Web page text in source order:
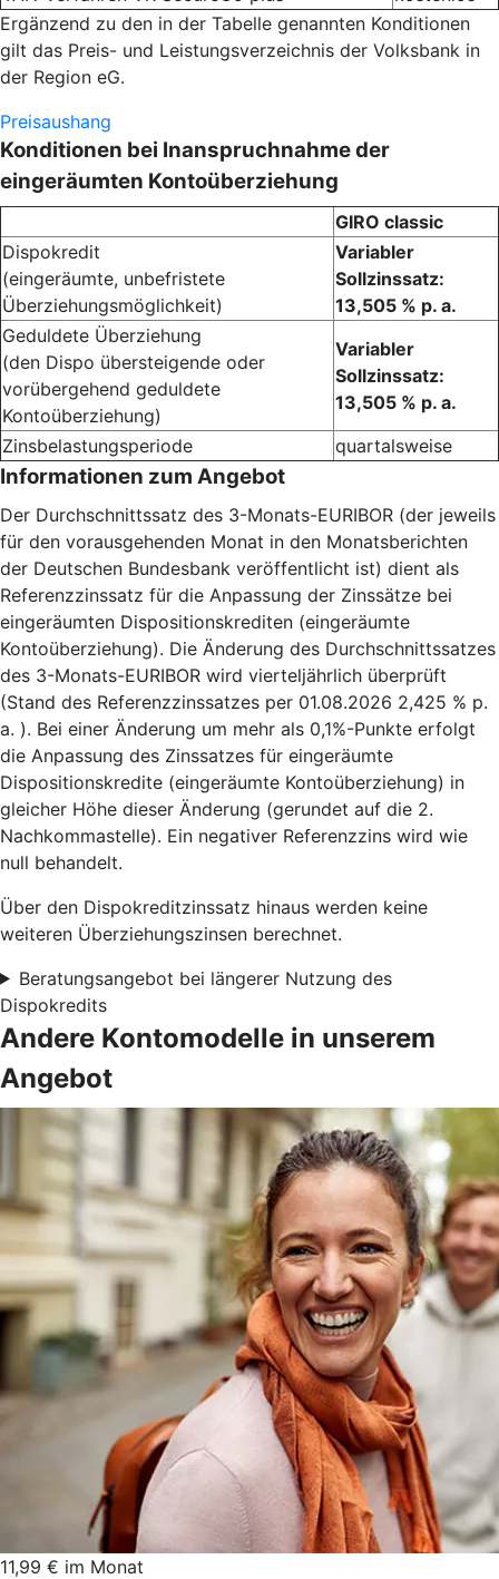
Ergänzend zu den in der Tabelle genannten Konditionen
gilt das Preis- und Leistungsverzeichnis der Volksbank in
der Region eG.
Preisaushang
Konditionen bei Inanspruchnahme der
eingeräumten Kontoüberziehung
GIRO classic
Dispokredit
(eingeräumte, unbefristete
Überziehungsmöglichkeit)
Variabler
Sollzinssatz:
13,505 % p. a.
Geduldete Überziehung
(den Dispo übersteigende oder
vorübergehend geduldete
Kontoüberziehung)
Variabler
Sollzinssatz:
13,505 % p. a.
Zinsbelastungsperiode
quartalsweise
Informationen zum Angebot
Der Durchschnittssatz des 3-Monats-EURIBOR (der jeweils
für den vorausgehenden Monat in den Monatsberichten
der Deutschen Bundesbank veröffentlicht ist) dient als
Referenzzinssatz für die Anpassung der Zinssätze bei
eingeräumten Dispositionskrediten (eingeräumte
Kontoüberziehung). Die Änderung des Durchschnittssatzes
des 3-Monats-EURIBOR wird vierteljährlich überprüft
(Stand des Referenzzinssatzes per 01.08.2026 2,425 % p.
a. ). Bei einer Änderung um mehr als 0,1%-Punkte erfolgt
die Anpassung des Zinssatzes für eingeräumte
Dispositionskredite (eingeräumte Kontoüberziehung) in
gleicher Höhe dieser Änderung (gerundet auf die 2.
Nachkommastelle). Ein negativer Referenzzins wird wie
null behandelt.
Über den Dispokreditzinssatz hinaus werden keine
weiteren Überziehungszinsen berechnet.
Beratungsangebot bei längerer Nutzung des
Dispokredits
Andere Kontomodelle in unserem
Angebot
11,99 € im Monat